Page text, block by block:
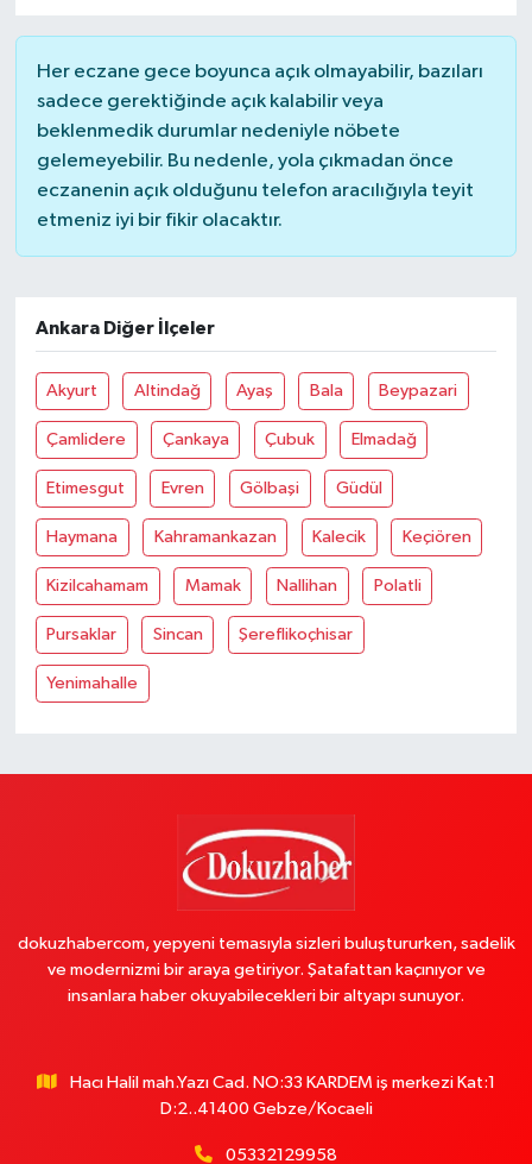
Her eczane gece boyunca açık olmayabilir, bazıları
sadece gerektiğinde açık kalabilir veya
beklenmedik durumlar nedeniyle nöbete
gelemeyebilir. Bu nedenle, yola çıkmadan önce
eczanenin açık olduğunu telefon aracılığıyla teyit
etmeniz iyi bir fikir olacaktır.
Ankara Diğer İlçeler
Akyurt Altindağ Ayaş Bala Beypazari
Çamlidere Çankaya Çubuk Elmadağ
Etimesgut Evren Gölbaşi Güdül
Haymana Kahramankazan Kalecik Keçiören
Kizilcahamam Mamak Nallihan Polatli
Pursaklar Sincan Şereflikoçhisar
Yenimahalle
dokuzhabercom, yepyeni temasıyla sizleri buluştururken, sadelik
ve modernizmi bir araya getiriyor. Şatafattan kaçınıyor ve
insanlara haber okuyabilecekleri bir altyapı sunuyor.
Hacı Halil mah.Yazı Cad. NO:33 KARDEM iş merkezi Kat:1
D:2..41400 Gebze/Kocaeli
05332129958